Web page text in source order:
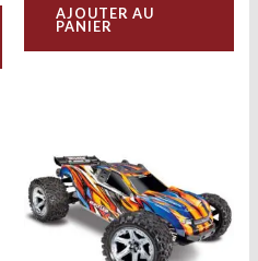
Ce
a
options
peuvent
AJOUTER AU
PANIER